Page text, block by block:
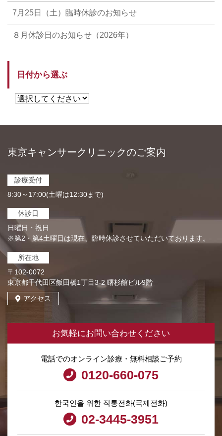
7月25日（土）臨時休診のお知らせ
８月休診日のお知らせ（2026年）
日付から選ぶ
東京キャンサークリニックのご案内
診療受付
8:30～17:00(土曜は12:30まで)
休診日
日曜日・祝日
※第2・第4土曜日は現在、臨時休診させていただいております。
所在地
〒102-0072
東京都千代田区飯田橋1丁目3-2 曙杉館ビル9階
アクセス
お気軽にお問い合わせください
電話でのオンライン診療・無料相談ご予約
0120-660-075
한국인을 위한 직통전화(국제전화)
02-3445-3951